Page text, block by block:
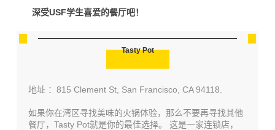
深受USF学生喜爱的餐厅吧！
Tasty Pot
地址 ：815 Clement St, San Francisco, CA 94118.
如果你在湾区寻找美味的火锅体验，那么不要再寻找其他
餐厅，Tasty Pot就是你的最佳选择。 这是一家连锁店，